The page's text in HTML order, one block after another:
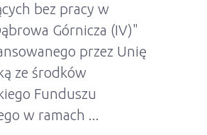
bez pracy w
Górnicza (IV)"
przez Unię
ze środków
Funduszu
w ramach